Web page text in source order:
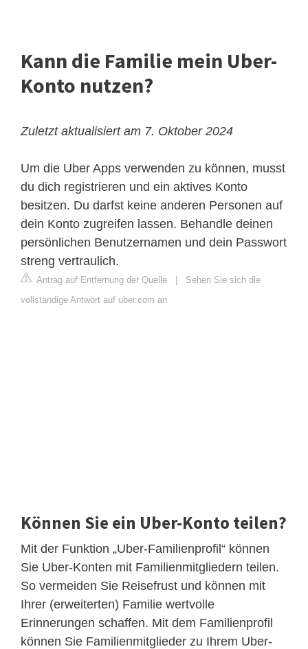
Kann die Familie mein Uber-
Konto nutzen?
Zuletzt aktualisiert am 7. Oktober 2024
Um die Uber Apps verwenden zu können, musst
du dich registrieren und ein aktives Konto
besitzen. Du darfst keine anderen Personen auf
dein Konto zugreifen lassen. Behandle deinen
persönlichen Benutzernamen und dein Passwort
streng vertraulich.
Antrag auf Entfernung der Quelle
Sehen Sie sich die
vollständige Antwort auf uber.com an
Können Sie ein Uber-Konto teilen?
Mit der Funktion „Uber-Familienprofil“ können
Sie Uber-Konten mit Familienmitgliedern teilen.
So vermeiden Sie Reisefrust und können mit
Ihrer (erweiterten) Familie wertvolle
Erinnerungen schaffen. Mit dem Familienprofil
können Sie Familienmitglieder zu Ihrem Uber-